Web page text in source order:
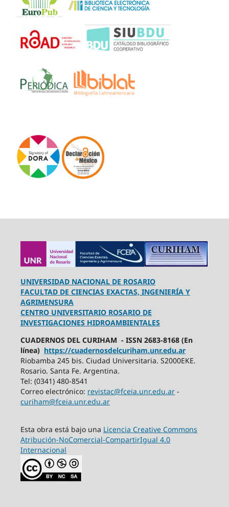
UNIVERSIDAD NACIONAL DE ROSARIO
FACULTAD DE CIENCIAS EXACTAS, INGENIERÍA Y
AGRIMENSURA
CENTRO UNIVERSITARIO ROSARIO DE
INVESTIGACIONES HIDROAMBIENTALES
CUADERNOS DEL CURIHAM - ISSN 2683-8168 (En
línea) https://cuadernosdelcuriham.unr.edu.ar
Riobamba 245 bis. Ciudad Universitaria. S2000EKE.
Rosario. Santa Fe. Argentina.
Tel: (0341) 480-8541
Correo electrónico: revistac@fceia.unr.edu.ar-
curiham@fceia.unr.edu.ar
Esta obra está bajo una Licencia Creative Commons
Atribución-NoComercial-CompartirIgual 4.0
Internacional